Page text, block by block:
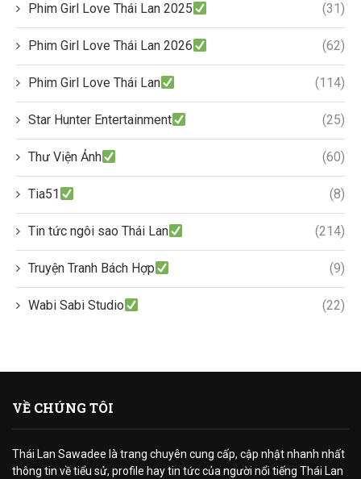
Phim Girl Love Thái Lan 2025 (31)
Phim Girl Love Thái Lan 2026 (62)
Phim Girl Love Thái Lan (114)
Star Hunter Entertainment (25)
Thư Viện Ảnh (60)
Tia51 (8)
Tin tức ngôi sao Thái Lan (214)
Truyện Tranh Bách Hợp (9)
Wabi Sabi Studio (22)
VỀ CHÚNG TÔI
Thái Lan Sawadee là trang chuyên cung cấp, cập nhật nhanh nhất
thông tin về tiểu sử, profile hay tin tức của người nổi tiếng Thái Lan